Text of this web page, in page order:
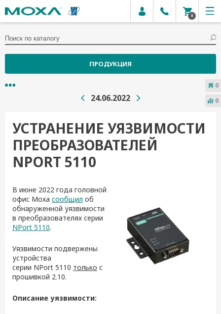
0
ПРОДУКЦИЯ
24.06.2022
УСТРАНЕНИЕ УЯЗВИМОСТИ
ПРЕОБРАЗОВАТЕЛЕЙ
NPORT 5110
В июне 2022 года головной
офис Moxa сообщил об
обнаруженной уязвимости
в преобразователях серии
NPort 5110.
Уязвимости подвержены
устройства
серии NPort 5110 только с
прошивкой 2.10.
Описание уязвимости:
0
0